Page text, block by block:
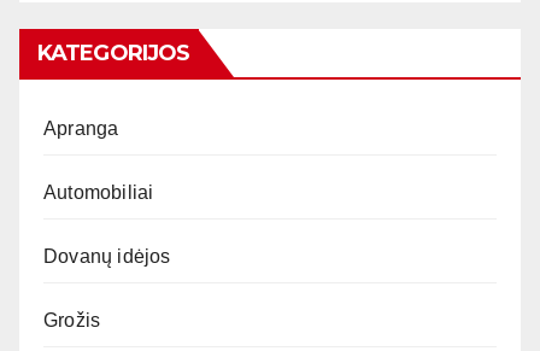
KATEGORIJOS
Apranga
Automobiliai
Dovanų idėjos
Grožis